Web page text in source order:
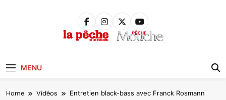
MENU
Home Vidéos Entretien black-bass avec Franck Rosmann